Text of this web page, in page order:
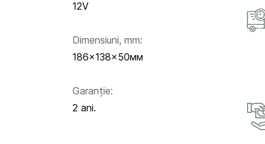
12V
Dimensiuni, mm:
186×138×50мм
Garanție:
2 ani.